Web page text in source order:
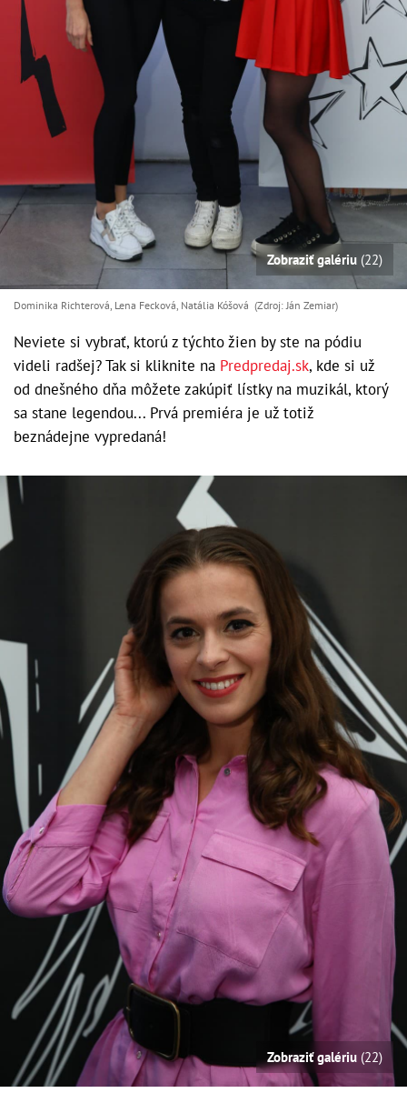
Zobraziť galériu (22)
Dominika Richterová, Lena Fecková, Natália Kóšová (Zdroj: Ján Zemiar)
Neviete si vybrať, ktorú z týchto žien by ste na pódiu
videli radšej? Tak si kliknite na Predpredaj.sk, kde si už
od dnešného dňa môžete zakúpiť lístky na muzikál, ktorý
sa stane legendou... Prvá premiéra je už totiž
beznádejne vypredaná!
Zobraziť galériu (22)